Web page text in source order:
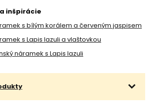
komponentov
vkusu.
inšpirácie
s bílým korálem a červeným jaspisem
s Lapis lazuli a vlaštovkou
náramek s Lapis lazuli